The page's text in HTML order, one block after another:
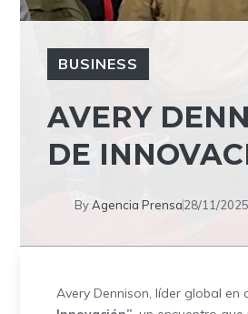
BUSINESS
AVERY
DE
ByAgencia Prensa28/11/2025
Avery Dennison, líder global